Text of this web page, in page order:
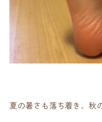
夏の暑さも落ち着き、秋